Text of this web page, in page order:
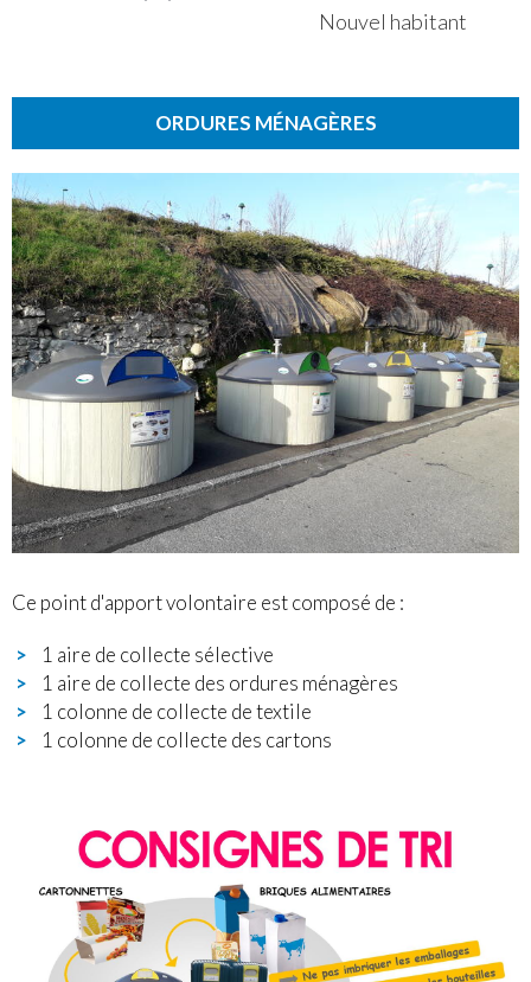
Nouvel habitant
ORDURES MÉNAGÈRES
Ce point d'apport volontaire est composé de :
1 aire de collecte sélective
1 aire de collecte des ordures ménagères
1 colonne de collecte de textile
1 colonne de collecte des cartons